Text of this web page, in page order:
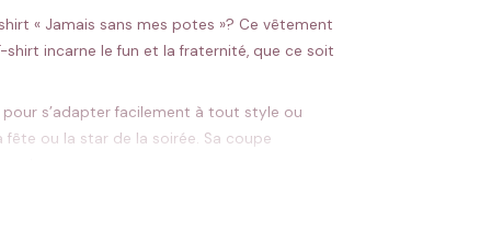
« Jamais sans mes potes »? Ce vêtement
incarne le fun et la fraternité, que ce soit
s’adapter facilement à tout style ou
ou la star de la soirée. Sa coupe
potes »? Ajoutez une date, un nom ou un